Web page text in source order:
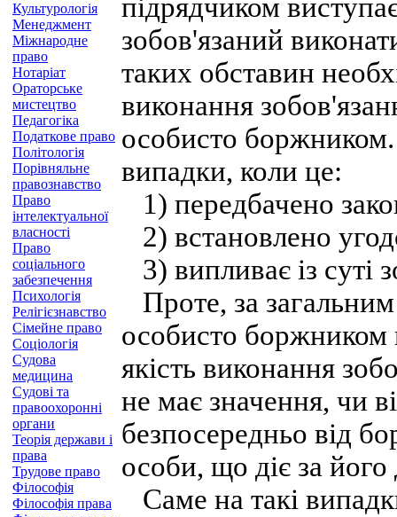
Культурологія
Менеджмент
Міжнародне
право
Нотаріат
Ораторське
мистецтво
Педагогіка
Податкове право
Політологія
Порівняльне
правознавство
Право
інтелектуальної
власності
Право
соціального
забезпечення
Психологія
Релігієзнавство
Сімейне право
Соціологія
Судова
медицина
Судові та
правоохоронні
органи
Теорія держави і
права
Трудове право
Філософія
Філософія права
підрядчиком
зобов'язаний
таких обставин
виконання
особисто
випадки, коли це:
1) передбачено
2) встановлено
3) випливає із суті
Проте, за
особисто боржником
якість виконання
не має значення, чи
безпосередньо від
особи, що діє за
Саме на такі